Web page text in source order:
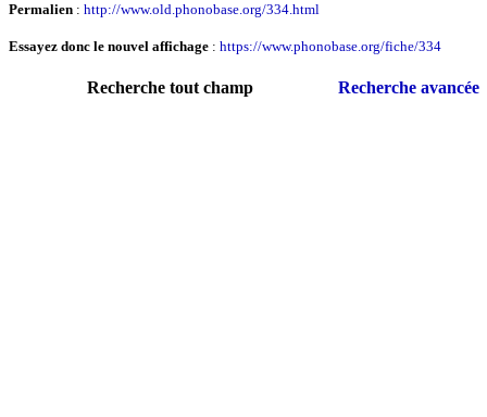
Permalien : http://www.old.phonobase.org/334.html
Essayez donc le nouvel affichage : https://www.phonobase.org/fiche/334
Recherche tout champ Recherche avancée